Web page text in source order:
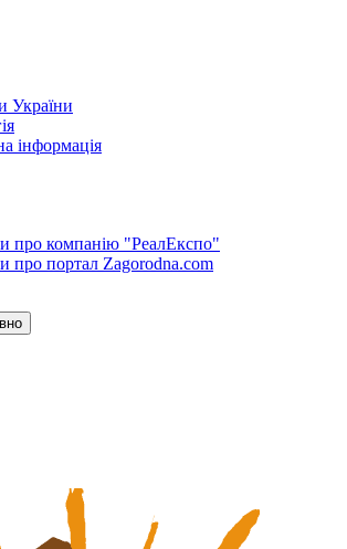
України
інформація
про компанію "РеалЕкспо"
про портал Zagorodna.com